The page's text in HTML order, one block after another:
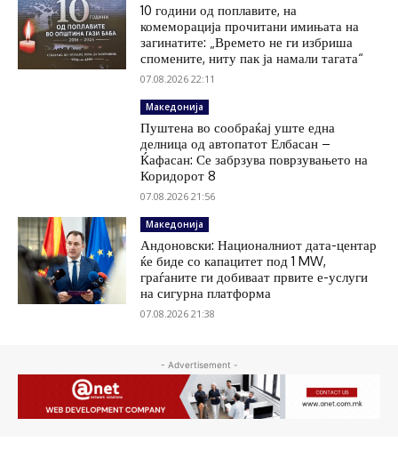
10 години од поплавите, на
комеморација прочитани имињата на
загинатите: „Времето не ги избриша
спомените, ниту пак ја намали тагата“
07.08.2026 22:11
Македонија
Пуштена во сообраќај уште една
делница од автопатот Елбасан –
Ќафасан: Се забрзува поврзувањето на
Коридорот 8
07.08.2026 21:56
Македонија
Андоновски: Националниот дата-центар
ќе биде со капацитет под 1 MW,
граѓаните ги добиваат првите е-услуги
на сигурна платформа
07.08.2026 21:38
- Advertisement -